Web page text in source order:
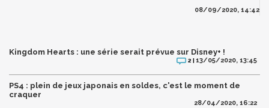
08/09/2020, 14:42
Kingdom Hearts : une série serait prévue sur Disney+ !
2 | 13/05/2020, 13:45
PS4 : plein de jeux japonais en soldes, c'est le moment de
craquer
28/04/2020, 16:22